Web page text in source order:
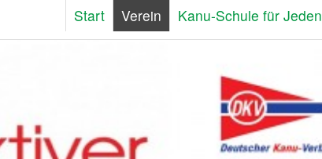
Start Verein Kanu-Schule für Jeden